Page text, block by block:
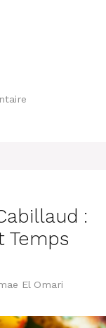
:
Temps
El Omari